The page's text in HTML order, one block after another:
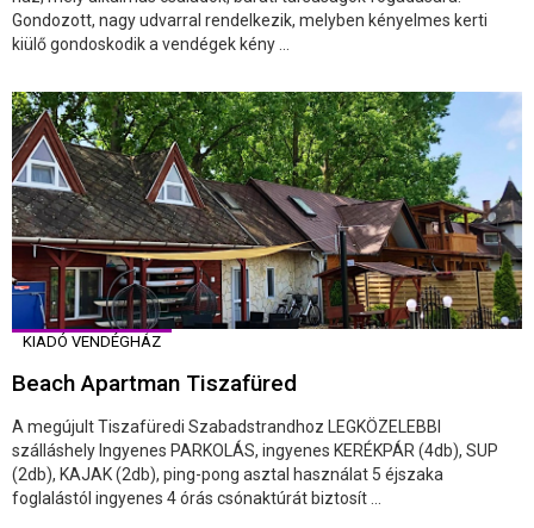
Gondozott, nagy udvarral rendelkezik, melyben kényelmes kerti
kiülő gondoskodik a vendégek kény ...
KIADÓ VENDÉGHÁZ
Beach Apartman Tiszafüred
A megújult Tiszafüredi Szabadstrandhoz LEGKÖZELEBBI
szálláshely Ingyenes PARKOLÁS, ingyenes KERÉKPÁR (4db), SUP
(2db), KAJAK (2db), ping-pong asztal használat 5 éjszaka
foglalástól ingyenes 4 órás csónaktúrát biztosít ...